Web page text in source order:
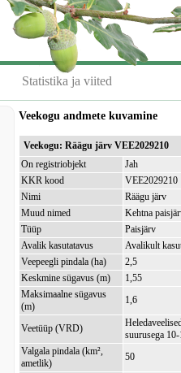
Statistika ja viited
Veekogu andmete kuvamine
Veekogu: Räägu järv VEE2029210
On registriobjekt
Jah
KKR kood
VEE2029210
Nimi
Räägu järv
Muud nimed
Kehtna
Tüüp
Paisjärv
Avalik kasutatavus
Avalikult
Veepeegli pindala (ha)
2,5
Keskmine sügavus (m)
1,55
Maksimaalne sügavus
(m)
1,6
Veetüüp (VRD)
suurusega
Valgala pindala (km²,
ametlik)
50